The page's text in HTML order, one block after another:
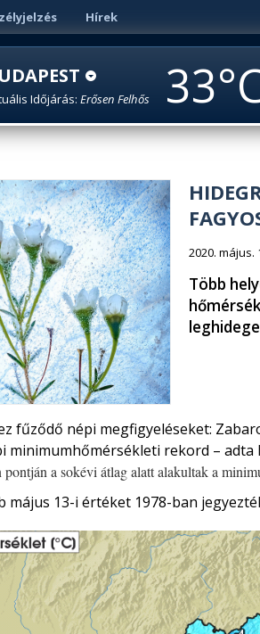
Hírek
Időjárás: Erősen Felhős 33
2020. május.
Több
fűződő népi megfigyeléseket:
minimumhőmérsékleti rekord –
pontján a sokévi átlag alatt alakultak a
május 13-i értéket 1978-ban